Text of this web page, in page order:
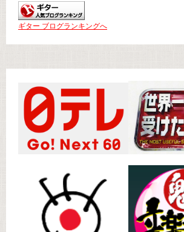
ギター ブログランキングへ